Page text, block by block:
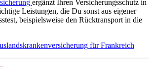
ergänzt Ihren Versicherungsschutz in
Leistungen, die Du sonst aus eigener
beispielsweise den Rücktransport in die
für Frankreich